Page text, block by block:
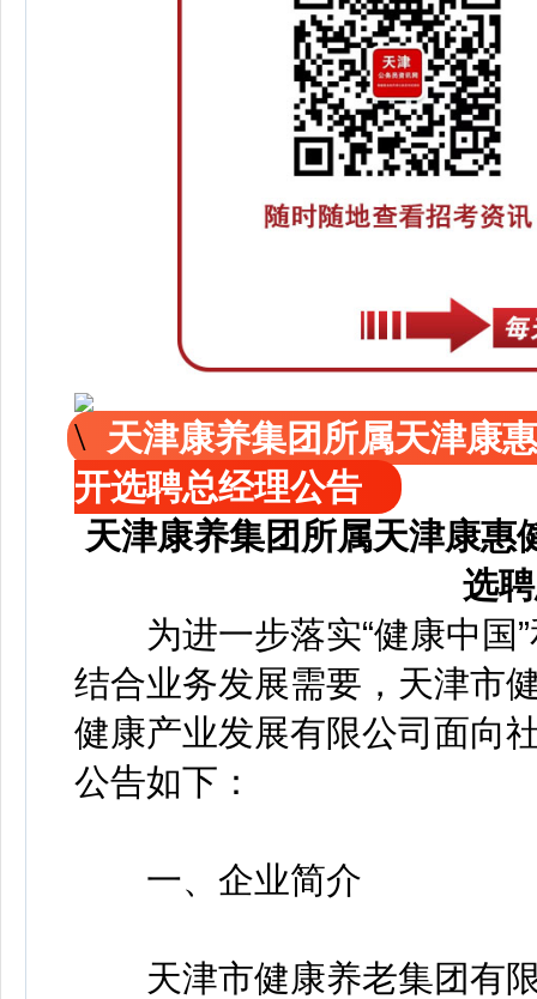
天津康养集团所属天津康
开选聘总经理公告
天津康养集团所属天津康惠
选
为进一步落实“健康中国”
结合业务发展需要，天津市
健康产业发展有限公司面向
公告如下：
一、企业简介
天津市健康养老集团有限